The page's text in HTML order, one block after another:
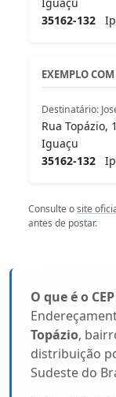
35162-132
EXEMPLO
Destinatário:
Rua Topázio,
Iguaçu
35162-132
Consulte osite
antes de postar.
O que é o
Topázio,
distribuição
Sudeste do